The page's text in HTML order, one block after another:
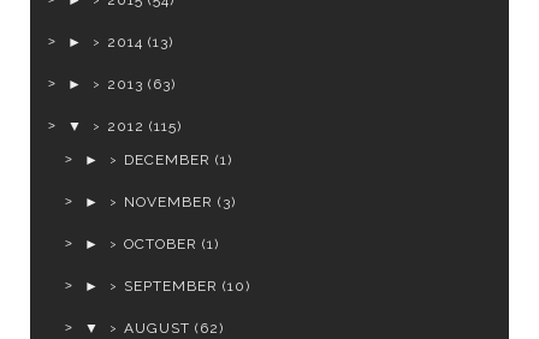
► 2014 (13)
► 2013 (63)
▼ 2012 (115)
►
DECEMBER (1)
► NOVEMBER (3)
► OCTOBER (1)
► SEPTEMBER (10)
▼ AUGUST (62)